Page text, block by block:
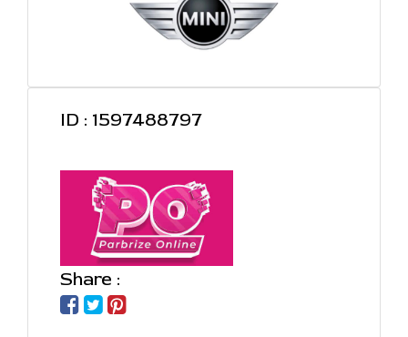
ID : 1597488797
Share :